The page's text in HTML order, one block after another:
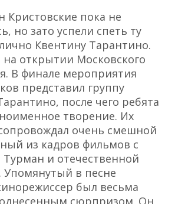
Кристовские пока не
но зато успели спеть ту
Квентину Тарантино.
на открытии Московского
В финале мероприятия
представил группу
после чего ребята
творение. Их
очень смешной
из кадров фильмов с
и отечественной
Упомянутый в песне
был весьма
сюрпризом. Он